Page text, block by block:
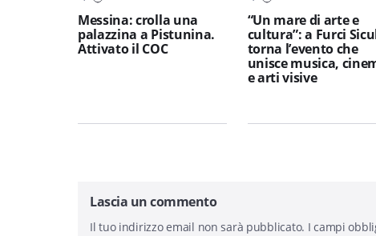
Messina: crolla una
palazzina a Pistunina.
Attivato il COC
“Un mare di arte e
cultura”: a Furci
torna l’evento che
unisce musica,
e arti visive
Lascia un commento
Il tuo indirizzo email non sarà pubblicato. I campi